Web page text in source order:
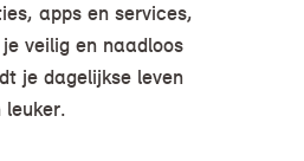
apps en services,
veilig en naadloos
je dagelijkse leven
leuker.